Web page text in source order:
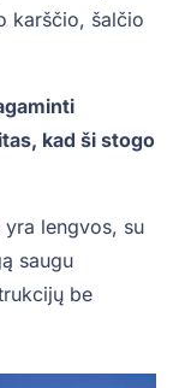
karščio, šalčio
kad ši stogo
yra lengvos, su
saugu
be